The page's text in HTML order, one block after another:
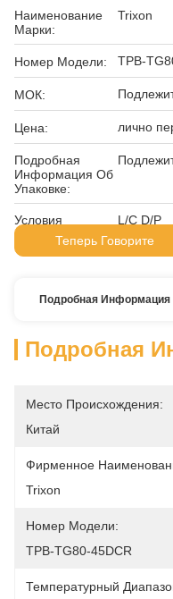
Наименование
Марки:
Trixon
Номер Модели: TPB-
МОК:
Цена: лично
Подробная
Информация Об
Упаковке:
Условия
Оплаты:
L/C D/P
Теперь Говорите
Подробная Информация
Подробная
Место Происхождения:
Китай
Фирменное
Trixon
Номер Модели:
TPB-TG80-45DCR
Температурный